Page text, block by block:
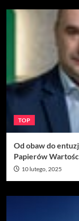
TOP
Od obaw do
Papierów
10 lutego, 2025